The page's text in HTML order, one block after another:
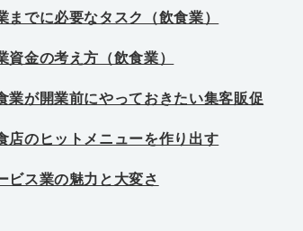
までに必要なタスク（飲食業）
資金の考え方（飲食業）
業が開業前にやっておきたい集客販促
店のヒットメニューを作り出す
ビス業の魅力と大変さ